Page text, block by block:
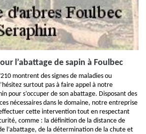
l’abattage de sapin à Foulbec
montrent des signes de maladies ou
surtout pas à faire appel à notre
pour s’occuper de son abattage. Disposant des
nécessaires dans le domaine, notre entreprise
cette intervention tout en respectant
comme : la définition de la distance de
l’abattage, de la détermination de la chute et